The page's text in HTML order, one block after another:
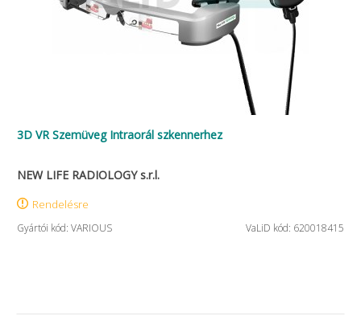
3D VR Szemüveg Intraorál szkennerhez
NEW LIFE RADIOLOGY s.r.l.
Rendelésre
Gyártói kód: VARIOUS VaLiD kód: 620018415